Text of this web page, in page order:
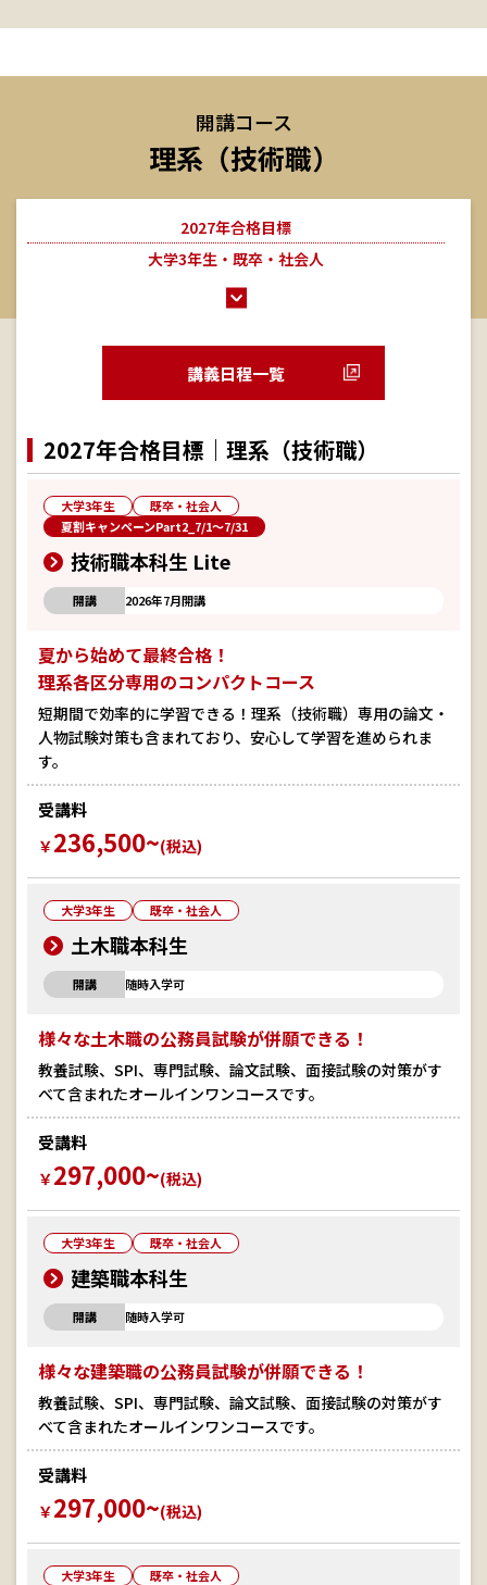
開講コース
理系（技術職）
2027年合格目標
大学3年生・既卒・社会人
講義日程一覧
2027年合格目標｜理系（技術職）
大学3年生
既卒・社会人
夏割キャンペーンPart2_7/1～7/31
技術職本科生 Lite
開講 2026年7月開講
夏から始めて最終合格！
理系各区分専用のコンパクトコース
短期間で効率的に学習できる！理系（技術職）専用の論文・
人物試験対策も含まれており、安心して学習を進められま
す。
受講料
￥236,500~(税込)
大学3年生 既卒・社会人
土木職本科生
開講 随時入学可
様々な土木職の公務員試験が併願できる！
教養試験、SPI、専門試験、論文試験、面接試験の対策がす
べて含まれたオールインワンコースです。
受講料
￥297,000~(税込)
大学3年生 既卒・社会人
建築職本科生
開講 随時入学可
様々な建築職の公務員試験が併願できる！
教養試験、SPI、専門試験、論文試験、面接試験の対策がす
べて含まれたオールインワンコースです。
受講料
￥297,000~(税込)
大学3年生 既卒・社会人